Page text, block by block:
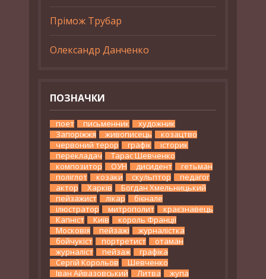
Прімож Трубар
Олександр Данченко
ПОЗНАЧКИ
поет письменник
художник
Запоріжжя
живописець
козацтво
червоний терор
графік
історик
перекладач
Тарас Шевченко
композитор
ОУН дисидент
гетьман
поліглот
козаки скульптор
педагог
актор
Харків
Богдан Хмельницький
пейзажист
лікар
бієнале
ілюстратор
митрополит
краєзнавець
Капніст
Київ
король Франції
Московія
пейзажі
журналістка
бойчукіст
портретист
отаман
журналіст
пейзаж
графіка
Сергій Корольов
Шевченко
Іван Айвазовський
Литва жупа